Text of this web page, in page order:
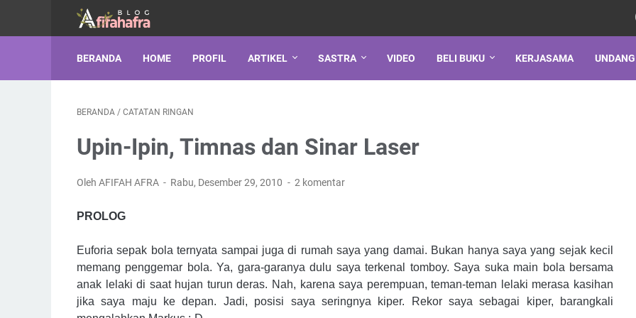
BERANDA HOME PROFIL ARTIKEL SASTRA VIDEO BELI BUKU KERJASAMA
BERANDA / CATATAN RINGAN
Upin-Ipin, Timnas dan Sinar Laser
Oleh AFIFAH AFRA Rabu, Desember 29, 2010 2 komentar
PROLOG
Euforia sepak bola ternyata sampai juga di rumah saya yang damai. Bukan hanya saya yang sejak kecil
memang penggemar bola. Ya, gara-garanya dulu saya terkenal tomboy. Saya suka main bola bersama
anak lelaki di saat hujan turun deras. Nah, karena saya perempuan, teman-teman lelaki merasa kasihan
jika saya maju ke depan. Jadi, posisi saya seringnya kiper. Rekor saya sebagai kiper, barangkali